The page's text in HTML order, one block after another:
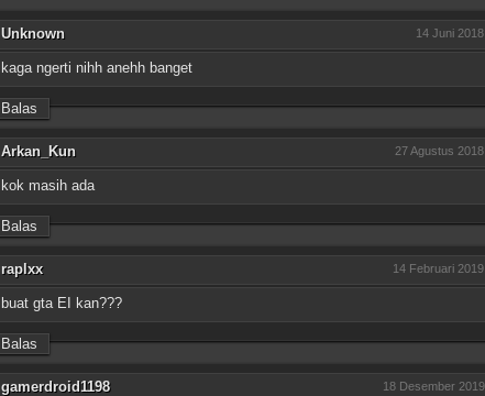
Unknown 14 Juni
kaga ngerti nihh anehh banget
Balas
Arkan_Kun 27 Agustus
kok masih ada
Balas
raplxx 14 Februari
buat gta EI kan???
Balas
gamerdroid1198 18 Desember